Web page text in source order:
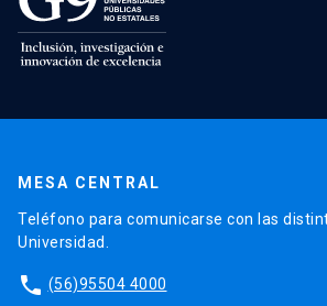
MESA CENTRAL
Teléfono para comunicarse con las
Universidad.
phone (56)95504 4000